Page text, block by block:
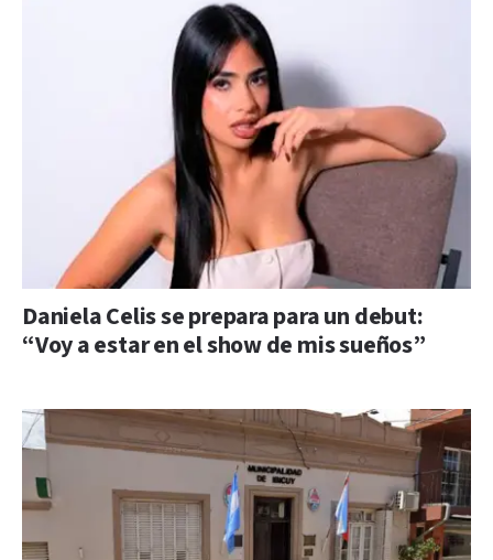
Daniela Celis se prepara para un debut:
“Voy a estar en el show de mis sueños”